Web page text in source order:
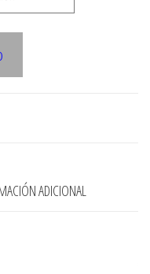
ADICIONAL